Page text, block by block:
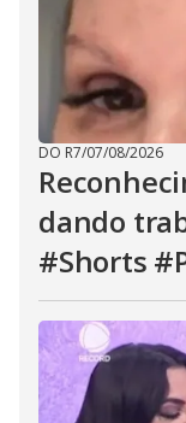
DO R7/07/08/2026
dando
#Shorts